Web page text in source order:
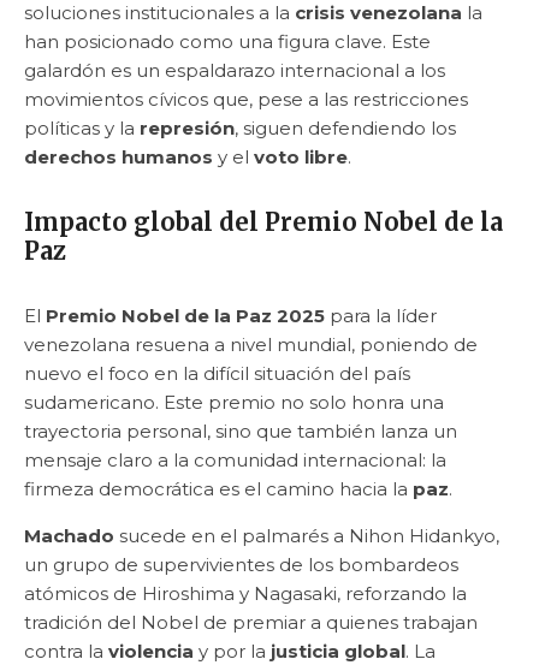
soluciones institucionales a la crisis venezolana la
han posicionado como una figura clave. Este
galardón es un espaldarazo internacional a los
movimientos cívicos que, pese a las restricciones
políticas y la represión, siguen defendiendo los
derechos humanos y el voto libre.
Impacto global del Premio Nobel de la
Paz
El Premio Nobel de la Paz 2025 para la líder
venezolana resuena a nivel mundial, poniendo de
nuevo el foco en la difícil situación del país
sudamericano. Este premio no solo honra una
trayectoria personal, sino que también lanza un
mensaje claro a la comunidad internacional: la
firmeza democrática es el camino hacia la paz.
Machado sucede en el palmarés a Nihon Hidankyo,
un grupo de supervivientes de los bombardeos
atómicos de Hiroshima y Nagasaki, reforzando la
tradición del Nobel de premiar a quienes trabajan
contra la violencia y por la justicia global. La